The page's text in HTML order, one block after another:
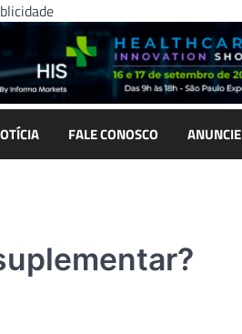
FALE CONOSCO ANUNCIE